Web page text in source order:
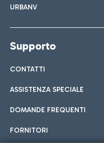
URBANV
Supporto
CONTATTI
ASSISTENZA SPECIALE
DOMANDE FREQUENTI
FORNITORI